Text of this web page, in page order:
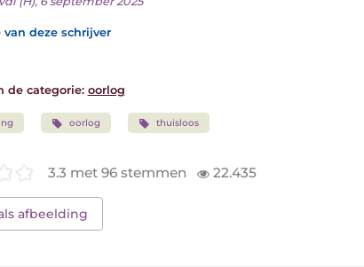
deze schrijver
de categorie: oorlog
oorlog thuisloos
3.3 met 96 stemmen 22.435
afbeelding